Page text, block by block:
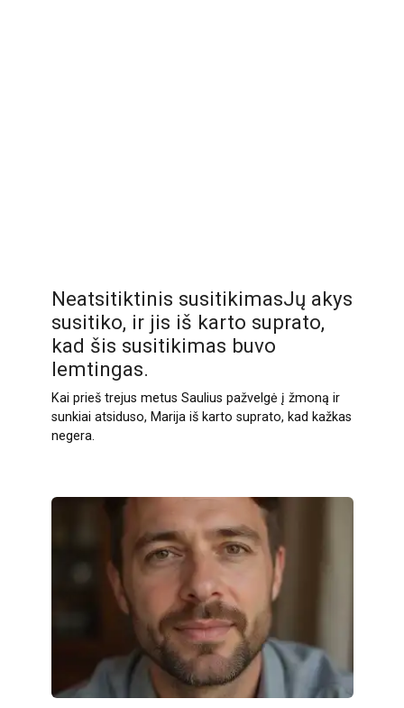
Neatsitiktinis susitikimasJų akys
susitiko, ir jis iš karto suprato,
kad šis susitikimas buvo
lemtingas.
Kai prieš trejus metus Saulius pažvelgė į žmoną ir
sunkiai atsiduso, Marija iš karto suprato, kad kažkas
negera.